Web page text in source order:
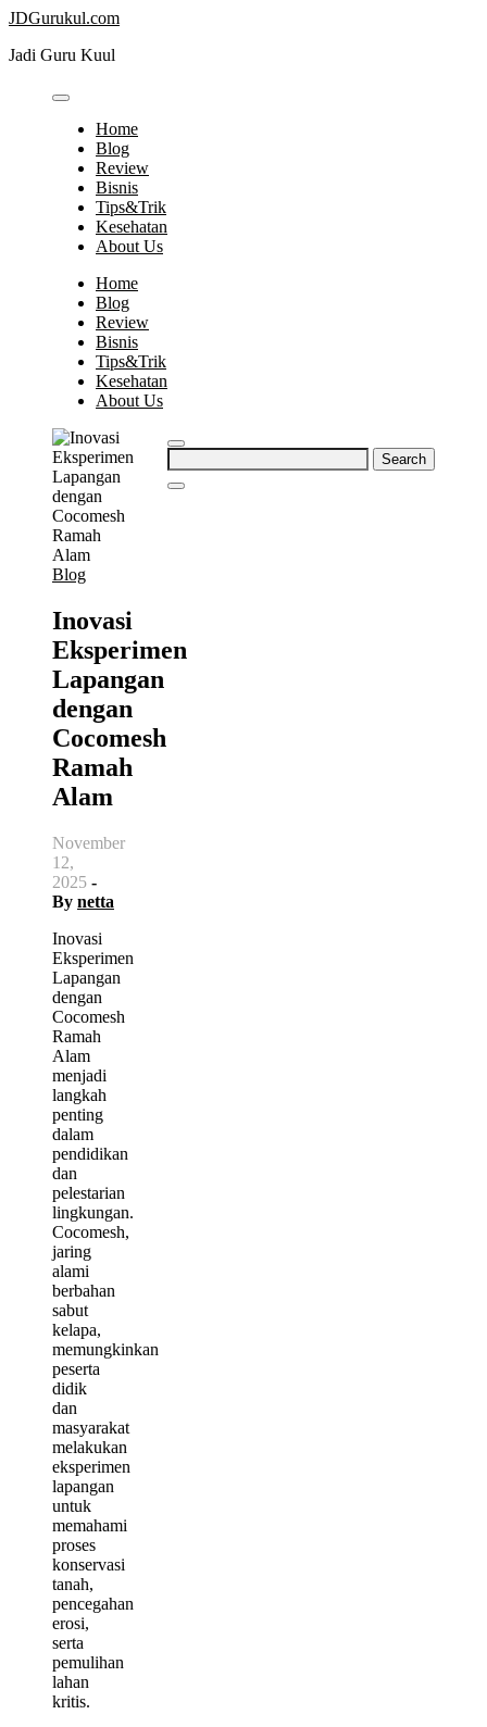
Skip
content
JDGurukul.com
Jadi Guru Kuul
Home
Blog
Review
Bisnis
Tips&Trik
Kesehatan
About Us
Home
Blog
Review
Bisnis
Tips&Trik
Kesehatan
About Us
Search
for:
Blog
Inovasi
Eksperimen
Lapangan
dengan
Cocomesh
Ramah
Alam
November
12,
2025 -
By netta
Inovasi
Eksperimen
Lapangan
dengan
Cocomesh
Ramah
Alam
menjadi
langkah
penting
dalam
pendidikan
dan
pelestarian
lingkungan.
Cocomesh,
jaring
alami
berbahan
sabut
kelapa,
memungkinkan
peserta
didik
dan
masyarakat
melakukan
eksperimen
lapangan
untuk
memahami
proses
konservasi
tanah,
pencegahan
erosi,
serta
pemulihan
lahan
kritis.